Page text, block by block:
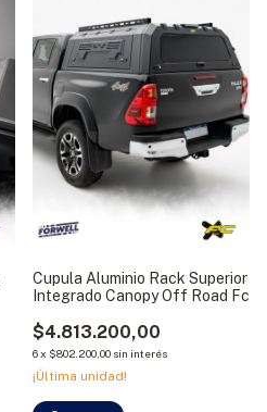
Cupula Aluminio Rack Superior
Integrado Canopy Off Road Fc
$4.813.200,00
6x $802.200,00 sin interés
¡Última unidad!